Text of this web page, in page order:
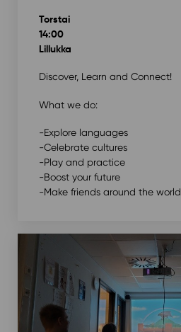
Torstai
14:00
Lillukka
Discover, Learn and Connect!
What we do:
-Explore languages
-Celebrate cultures
-Play and practice
-Boost your future
-Make friends around the world